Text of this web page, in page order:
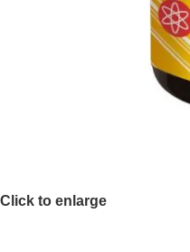
Click to enlarge